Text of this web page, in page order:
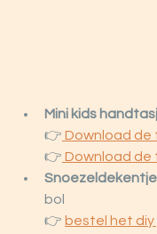
Mini kids
👉 Download de
👉 Download de
bol
👉 bestel het